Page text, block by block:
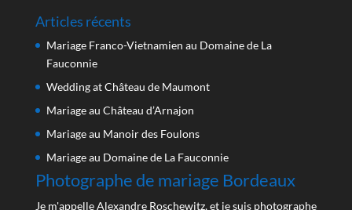
Articles récents
Mariage Franco-Vietnamien au Domaine de La
Fauconnie
Wedding at Château de Maumont
Mariage au Château d’Arnajon
Mariage au Manoir des Foulons
Mariage au Domaine de La Fauconnie
Photographe de mariage Bordeaux
Je m'appelle Alexandre Roschewitz, et je suis photographe